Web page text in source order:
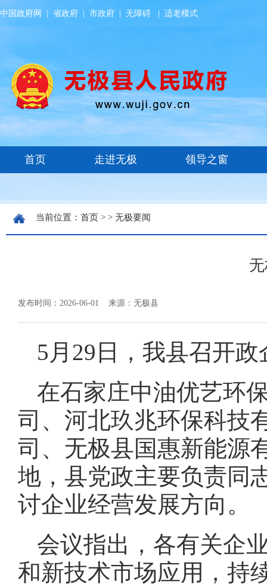
中国政府网 省政府 市政府 无障碍 适老模式
当前位置： 首页 > > 无极要闻
发布时间：2026-06-01 来源：无极县
5月29日，我县召开
在石家庄中油优艺环
司、河北玖兆环保科技
司、无极县国惠新能源
地，县党政主要负责同
讨企业经营发展方向。
会议指出，各有关企
和新技术市场应用，持